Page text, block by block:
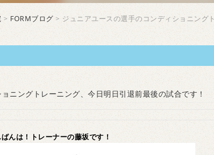
> FORMブログ > ジュニアユースの選手のコンディショニング
ニングトレーニング、今日明日引退前最後の試合です！
んは！トレーナーの藤坂です！